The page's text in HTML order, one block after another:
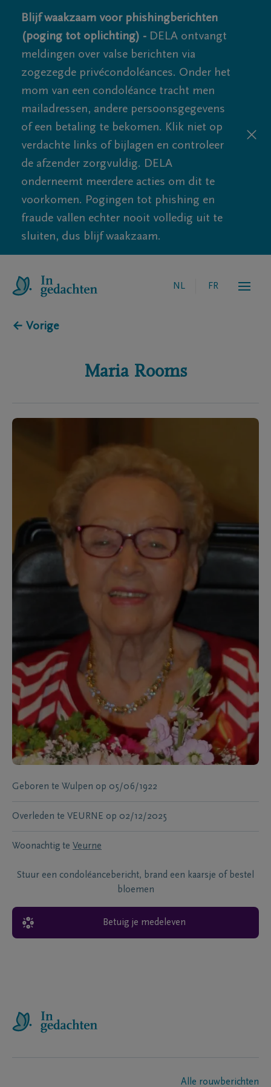
Blijf waakzaam voor phishingberichten
(poging tot oplichting) - DELA ontvangt
meldingen over valse berichten via
zogezegde privécondoléances. Onder het
mom van een condoléance tracht men
mailadressen, andere persoonsgegevens
of een betaling te bekomen. Klik niet op
verdachte links of bijlagen en controleer
de afzender zorgvuldig. DELA
onderneemt meerdere acties om dit te
voorkomen. Pogingen tot phishing en
fraude vallen echter nooit volledig uit te
sluiten, dus blijf waakzaam.
NL FR
← Vorige
Maria Rooms
Geboren te Wulpen op 05/06/1922
Overleden te VEURNE op 02/12/2025
Woonachtig te Veurne
Stuur een condoléancebericht, brand een kaarsje of bestel
bloemen
Betuig je medeleven
Alle rouwberichten